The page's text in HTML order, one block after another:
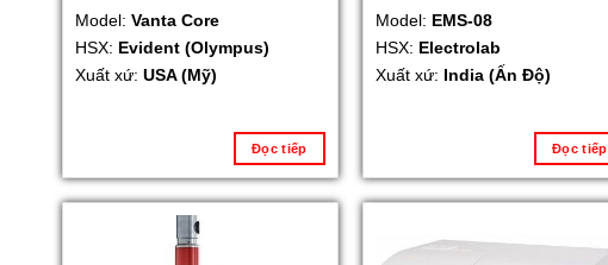
Model: Vanta Core
HSX: Evident (Olympus)
Xuất xứ: USA (Mỹ)
Đọc tiếp
Model: EMS-08
HSX: Electrolab
Xuất xứ: India (Ấn Độ)
Đọc tiếp